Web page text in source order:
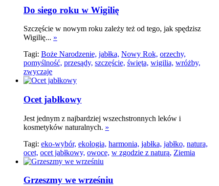
Do siego roku w Wigilię
Szczęście w nowym roku zależy też od tego, jak spędzisz
Wigilię... »
Tagi: Boże Narodzenie, jabłka, Nowy Rok, orzechy,
pomyślność, przesądy, szczęście, święta, wigilia, wróżby,
zwyczaje
Ocet jabłkowy
Jest jednym z najbardziej wszechstronnych leków i
kosmetyków naturalnych. »
Tagi: eko-wybór, ekologia, harmonia, jabłka, jabłko, natura,
ocet, ocet jabłkowy, owoce, w zgodzie z naturą, Ziemia
Grzeszmy we wrześniu